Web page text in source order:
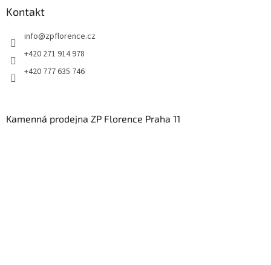
Kontakt
info@zpflorence.cz
+420 271 914 978
+420 777 635 746
Kamenná prodejna ZP Florence Praha 11